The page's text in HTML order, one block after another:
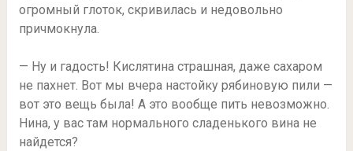
огромный глоток, скривилась и недовольно
причмокнула.
— Ну и гадость! Кислятина страшная, даже сахаром
не пахнет. Вот мы вчера настойку рябиновую пили —
вот это вещь была! А это вообще пить невозможно.
Нина, у вас там нормального сладенького вина не
найдется?